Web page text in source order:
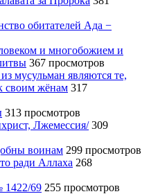
обитателей Ада −
и многобожием и
367 просмотров
мусульман являются те,
своим жёнам 317
313 просмотров
Лжемессия/ 309
воинам 299 просмотров
ради Аллаха 268
69 255 просмотров